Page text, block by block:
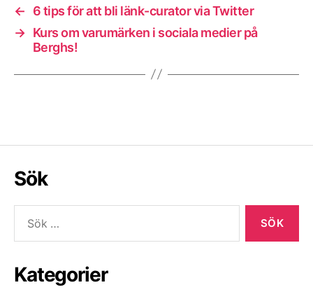
←
6 tips för att bli länk-curator via Twitter
→ Kurs om varumärken i sociala medier på
Berghs!
Sök
efter:
Kategorier